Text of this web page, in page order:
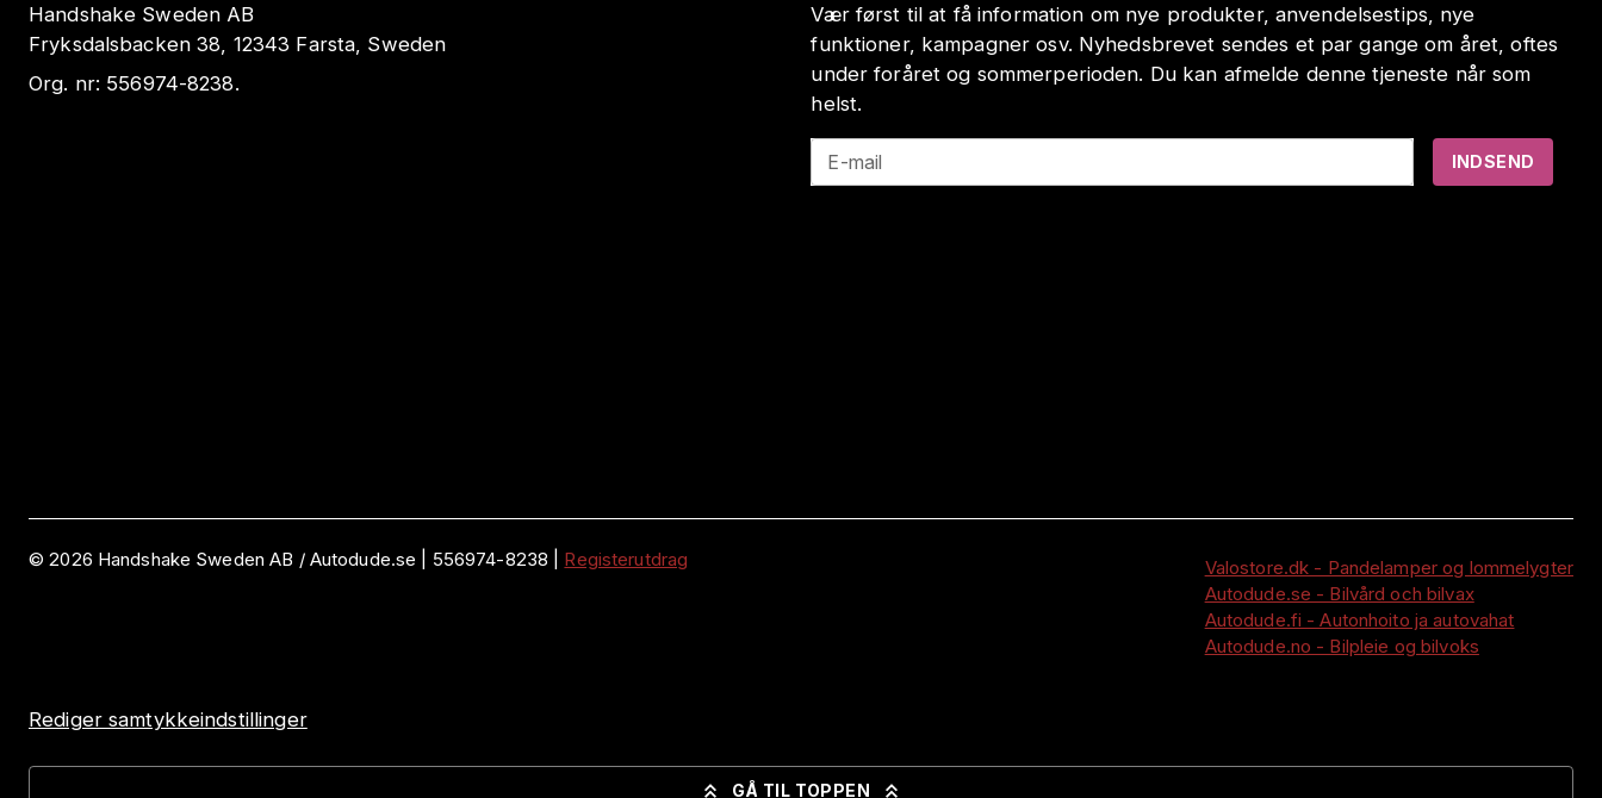
Handshake Sweden AB
Fryksdalsbacken 38, 12343 Farsta, Sweden
Org. nr: 556974-8238.
Vær først til at få information om nye produkter, anvendelsestips, nye
funktioner, kampagner osv. Nyhedsbrevet sendes et par gange om året, oftes
under foråret og sommerperioden. Du kan afmelde denne tjeneste når som
helst.
E-mail INDSEND
©2026 Handshake Sweden AB / Autodude.se | 556974-8238 Registerutdrag
Valostore.dk - Pandelamper og lommelygter
Autodude.se - Bilvård och bilvax
Autodude.fi - Autonhoito ja autovahat
Autodude.no - Bilpleie og bilvoks
Rediger samtykkeindstillinger
GÅ TIL TOPPEN